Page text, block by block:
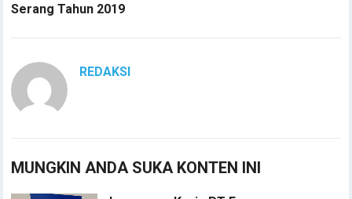
Serang Tahun 2019
REDAKSI
MUNGKIN ANDA SUKA KONTEN INI